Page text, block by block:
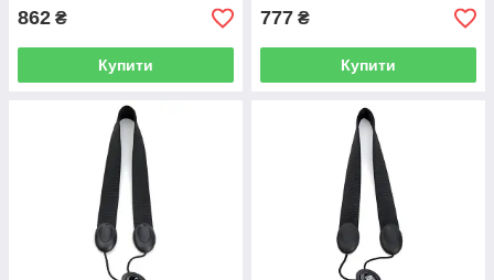
862 ₴
Купити
777 ₴
Купити